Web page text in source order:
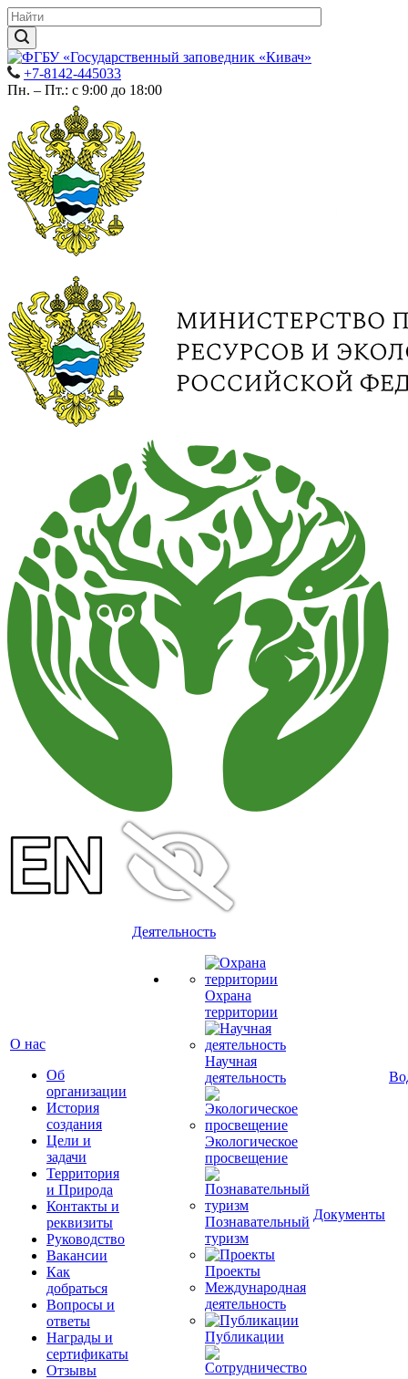
+7-8142-445033
Пн. – Пт.: с 9:00 до 18:00
О нас
Об
организации
История
создания
Цели и
задачи
Территория
и Природа
Контакты и
реквизиты
Руководство
Вакансии
Как
добраться
Вопросы и
ответы
Награды и
сертификаты
Отзывы
Деятельность
Охрана
территории
Научная
деятельность
Экологическое
просвещение
Познавательный
туризм
Проекты
Международная
деятельность
Публикации
Документы